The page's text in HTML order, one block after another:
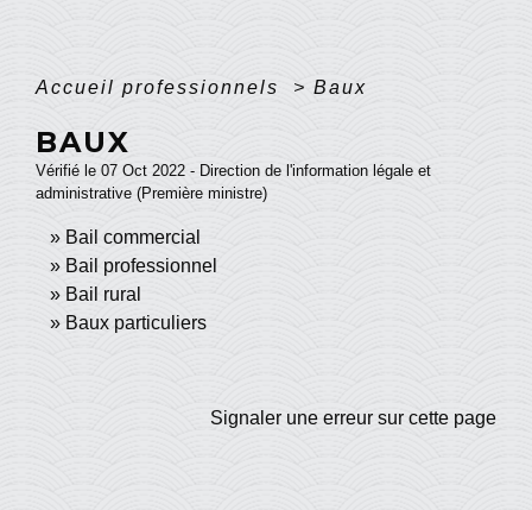
Accueil professionnels > Baux
BAUX
Vérifié le 07 Oct 2022 - Direction de l'information légale et
administrative (Première ministre)
Bail commercial
Bail professionnel
Bail rural
Baux particuliers
Signaler une erreur sur cette page